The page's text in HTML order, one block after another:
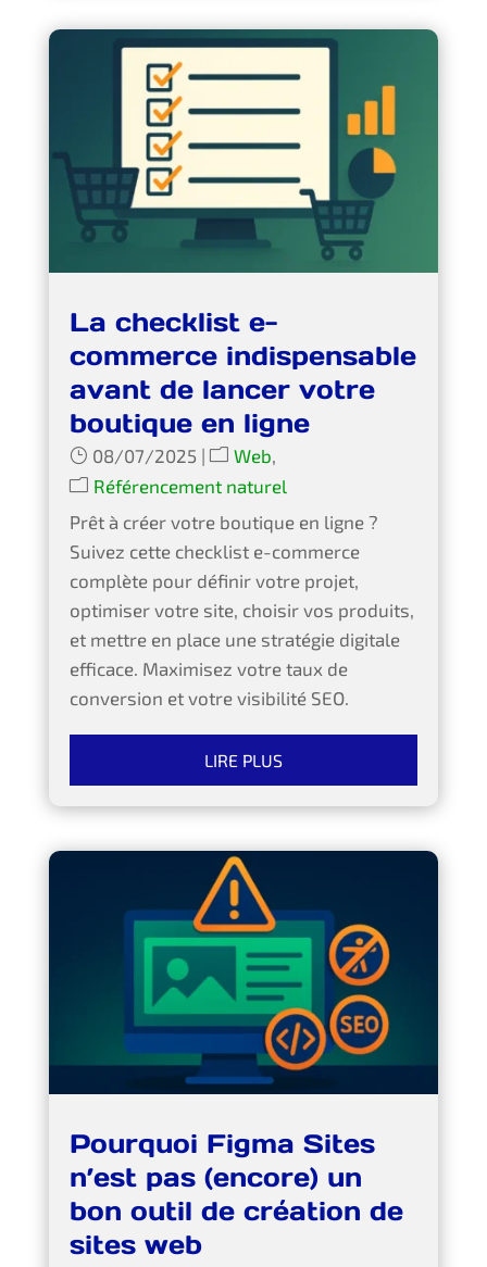
La checklist e-
commerce indispensable
avant de lancer votre
boutique en ligne
08/07/2025 | Web
Référencement naturel
Prêt à créer votre boutique en ligne ?
Suivez cette checklist e-commerce
complète pour définir votre projet,
optimiser votre site, choisir vos produits,
et mettre en place une stratégie digitale
efficace. Maximisez votre taux de
conversion et votre visibilité SEO.
LIRE PLUS
Pourquoi Figma Sites
n’est pas (encore) un
bon outil de création de
sites web